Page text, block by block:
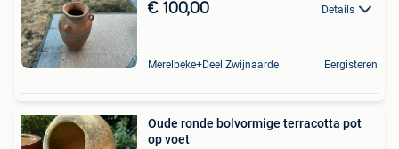
€ 100,00 Details
Merelbeke+Deel Zwijnaarde Eergisteren
Oude ronde bolvormige terracotta pot
op voet